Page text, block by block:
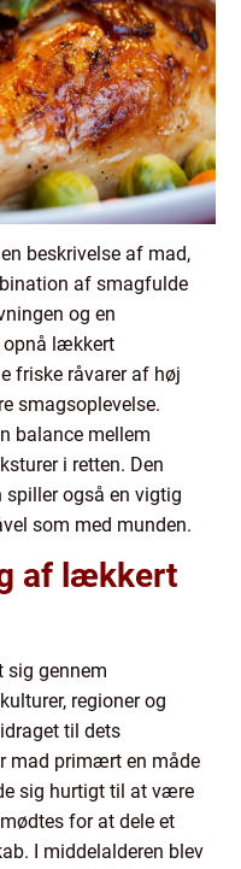
beskrivelse af mad,
af smagfulde
og en
opnå lækkert
friske råvarer af høj
smagsoplevelse.
balance mellem
i retten. Den
også en vigtig
som med munden.
af lækkert
gennem
regioner og
til dets
mad primært en måde
sig hurtigt til at være
for at dele et
I middelalderen blev